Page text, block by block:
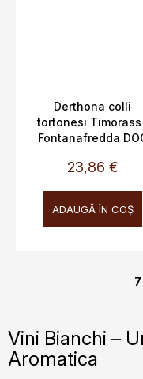
Derthona colli
tortonesi Timorasso
Fontanafredda
23,86 €
ADAUGĂ ÎN COŞ
7
Vini Bianchi –
Aromatica